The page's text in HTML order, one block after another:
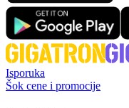
Isporuka
Šok cene i promocije